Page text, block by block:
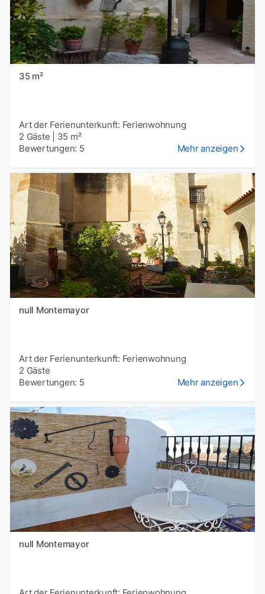
35 m²
Art der Ferienunterkunft: Ferienwohnung
2 Gäste
35 m²
Bewertungen: 5
Mehr anzeigen
null Montemayor
Art der Ferienunterkunft: Ferienwohnung
2 Gäste
Bewertungen: 5
Mehr anzeigen
null Montemayor